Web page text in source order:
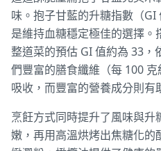
味。抱子甘藍的升糖指數（GI
是維持血糖穩定極佳的選擇。
整道菜的預估 GI 值約為 33
們豐富的膳食纖維（每 100
吸收，而豐富的營養成分則有
烹飪方式同時提升了風味與
嫩，再用高溫烘烤出焦糖化